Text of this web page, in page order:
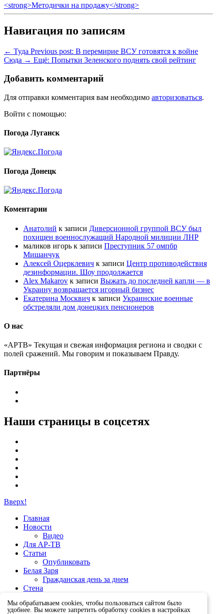
<strong>Методички на продажу</strong>
Навигация по записям
← Туда Previous post: В перемирие ВСУ готовятся к войне
Сюда → Ещё: Попытки Зеленского поднять свой рейтинг
Добавить комментарий
Для отправки комментария вам необходимо авторизоваться.
Войти с помощью:
Погода Луганск
Погода Донецк
Коментарии
Анатолий к записи Диверсионной группой ВСУ был
похищен военнослужащий Народной милиции ЛНР
маликов игорь к записи Преступник 57 омпбр
Мишанчук
Алексей Оцерклевич к записи Центр противодействия
дезинформации. Шоу продолжается
Alex Makarov к записи Выжать до последней капли — в
Украину возвращается игорный бизнес
Екатерина Москвич к записи Украинские военные
обстреляли дом донецких пенсионеров
О нас
«АРТВ» Текущая и свежая информация региона и сводки с
полей сражений. Мы говорим и показываем Правду.
Партнёры
Наши страницы в соцсетях
Вверх!
Главная
Новости
Видео
Для АР-ТВ
Статьи
Опубликовать
Белая Заря
Гражданская день за днем
Стена
Мы обрабатываем cookies, чтобы пользоваться сайтом было
удобнее. Вы можете запретить обработку cookies в настройках